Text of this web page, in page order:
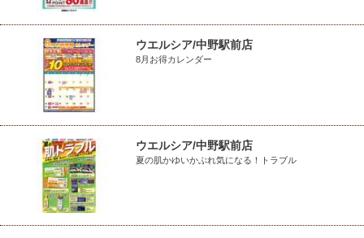
ウエルシア/中野駅前店
8月お得カレンダー
ウエルシア/中野駅前店
夏の肌かゆいかぶれ気になる！トラブル